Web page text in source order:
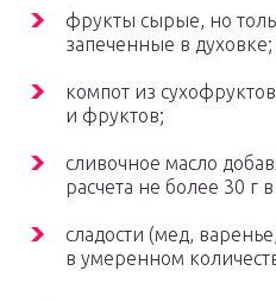
фрукты сырые, но
запеченные в духовке;
компот из
и фруктов;
сливочное масло
расчета не более 30 г
сладости (мед,
в умеренном